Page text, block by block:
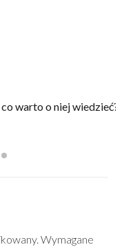
niej wiedzieć?
Wymagane